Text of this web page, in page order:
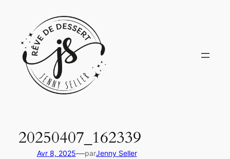
contenu
20250407_162339
Avr 8, 2025—parJenny Seller